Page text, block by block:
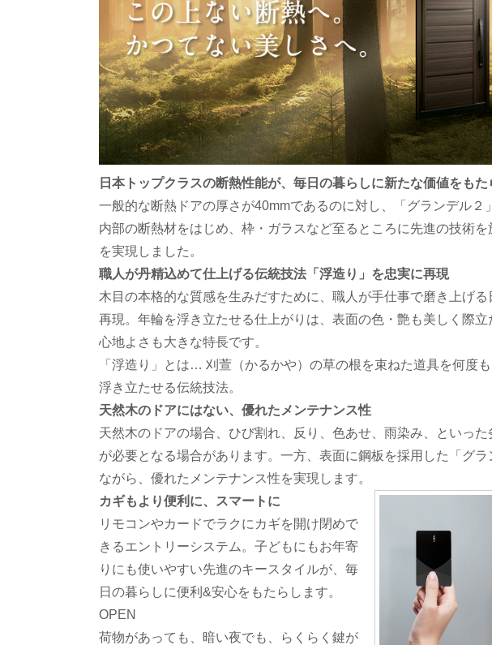
日本トップクラスの断熱性能が、毎日の暮らしに新たな価値をもた
一般的な断熱ドアの厚さが40mmであるのに対し、「グランデル２
内部の断熱材をはじめ、枠・ガラスなど至るところに先進の技術
を実現しました。
職人が丹精込めて仕上げる伝統技法「浮造り」を忠実に再現
木目の本格的な質感を生みだすために、職人が手仕事で磨き上げ
再現。年輪を浮き立たせる仕上がりは、表面の色・艶も美しく際
心地よさも大きな特長です。
「浮造り」とは… 刈萱（かるかや）の草の根を束ねた道具を何度
浮き立たせる伝統技法。
天然木のドアにはない、優れたメンテナンス性
天然木のドアの場合、ひび割れ、反り、色あせ、雨染み、といっ
が必要となる場合があります。一方、表面に鋼板を採用した「グ
ながら、優れたメンテナンス性を実現します。
カギもより便利に、スマートに
リモコンやカードでラクにカギを開け閉めで
きるエントリーシステム。子どもにもお年寄
りにも使いやすい先進のキースタイルが、毎
日の暮らしに便利&安心をもたらします。
OPEN
荷物があっても、暗い夜でも、らくらく鍵が